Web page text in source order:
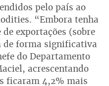
pelo país ao
“Embora tenha
exportações (sobre
de forma significativa
do Departamento
acrescentando
ficaram 4,2% mais